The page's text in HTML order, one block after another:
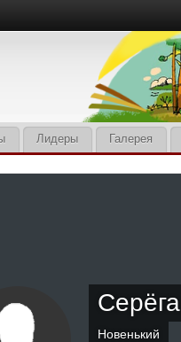
Лидеры Галерея
Серёга
Новенький